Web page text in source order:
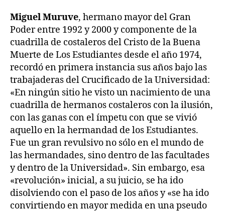
Miguel Muruve, hermano mayor del Gran
Poder entre 1992 y 2000 y componente de la
cuadrilla de costaleros del Cristo de la Buena
Muerte de Los Estudiantes desde el año 1974,
recordó en primera instancia sus años bajo las
trabajaderas del Crucificado de la Universidad:
«En ningún sitio he visto un nacimiento de una
cuadrilla de hermanos costaleros con la ilusión,
con las ganas con el ímpetu con que se vivió
aquello en la hermandad de los Estudiantes.
Fue un gran revulsivo no sólo en el mundo de
las hermandades, sino dentro de las facultades
y dentro de la Universidad». Sin embargo, esa
«revolución» inicial, a su juicio, se ha ido
disolviendo con el paso de los años y «se ha ido
convirtiendo en mayor medida en una pseudo